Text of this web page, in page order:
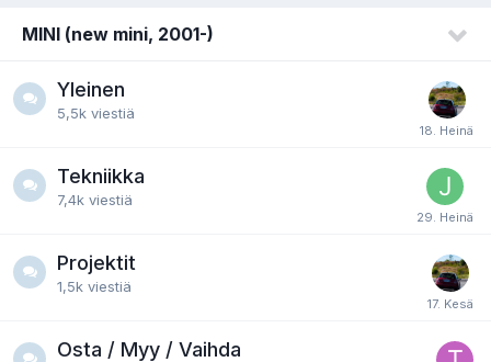
MINI (new mini, 2001-)
Yleinen
5,5k viestiä
Tekniikka
7,4k viestiä
Projektit
1,5k viestiä
Osta / Myy / Vaihda